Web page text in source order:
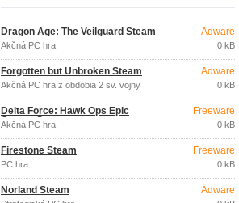
Dragon Age: The Veilguard Steam
Akčná PC hra
Adware
0 kB
Forgotten but Unbroken Steam
Akčná PC hra z obdobia 2 sv. vojny
Adware
0 kB
Delta Force: Hawk Ops Epic
Games Store
Akčná PC hra
Freeware
0 kB
Firestone Steam
PC hra
Freeware
0 kB
Norland Steam Adware